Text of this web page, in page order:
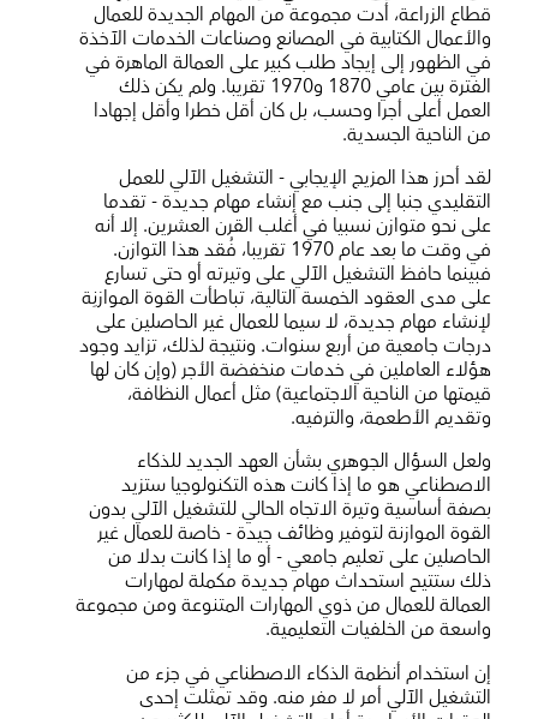
قطاع الزراعة، أدت مجموعة من المهام الجديدة للعمال
والأعمال الكتابية في المصانع وصناعات الخدمات الآخذة
في الظهور إلى إيجاد طلب كبير على العمالة الماهرة في
الفترة بين عامي 1870 و1970 تقريبا. ولم يكن ذلك
العمل أعلى أجرا وحسب، بل كان أقل خطرا وأقل إجهادا
من الناحية الجسدية.
لقد أحرز هذا المزيج الإيجابي - التشغيل الآلي للعمل
التقليدي جنبا إلى جنب مع إنشاء مهام جديدة - تقدما
على نحو متوازن نسبيا في أغلب القرن العشرين. إلا أنه
في وقت ما بعد عام 1970 تقريبا، فُقد هذا التوازن.
فبينما حافظ التشغيل الآلي على وتيرته أو حتى تسارع
على مدى العقود الخمسة التالية، تباطأت القوة الموازنِة
لإنشاء مهام جديدة، لا سيما للعمال غير الحاصلين على
درجات جامعية من أربع سنوات. ونتيجة لذلك، تزايد وجود
هؤلاء العاملين في خدمات منخفضة الأجر (وإن كان لها
قيمتها من الناحية الاجتماعية) مثل أعمال النظافة،
وتقديم الأطعمة، والترفيه.
ولعل السؤال الجوهري بشأن العهد الجديد للذكاء
الاصطناعي هو ما إذا كانت هذه التكنولوجيا ستزيد
بصفة أساسية وتيرة الاتجاه الحالي للتشغيل الآلي بدون
القوة الموازنة لتوفير وظائف جيدة - خاصة للعمال غير
الحاصلين على تعليم جامعي - أو ما إذا كانت بدلا من
ذلك ستتيح استحداث مهام جديدة مكملة لمهارات
العمالة للعمال من ذوي المهارات المتنوعة ومن مجموعة
واسعة من الخلفيات التعليمية.
إن استخدام أنظمة الذكاء الاصطناعي في جزء من
التشغيل الآلي أمر لا مفر منه. وقد تمثلت إحدى